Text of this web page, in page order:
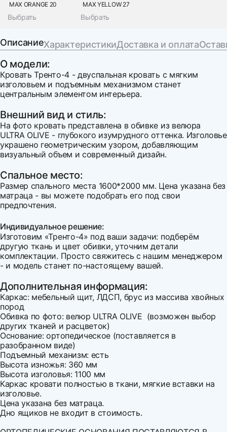
MAX ORANGE 20
Выбрать
MAX YELLOW 27
Выбрать
ОписаниеХарактеристикиДоставка и оплата
О модели:
Кровать Тренто-4 - двуспальная кровать с мягким
изголовьем и подъемным механизмом станет
центральным элементом интерьера.
Внешний вид и стиль:
На фото кровать представлена в обивке из велюра
ULTRA OLIVE - глубокого изумрудного оттенка. Изголовье
украшено геометрическим узором, добавляющим
визуальный объем и современный дизайн.
Спальное место:
Размер спального места 1600*2000 мм. Цена указана без
матраца - вы можете подобрать его под свои
предпочтения.
Индивидуальное решение:
Изготовим «Тренто-4» под ваши задачи: подберём
другую ткань и цвет обивки, уточним детали
комплектации. Просто свяжитесь с нашим менеджером
- и модель станет по-настоящему вашей.
Дополнительная информация:
Каркас: мебельный щит, ЛДСП, брус из массива хвойных
пород
Обивка по фото: велюр ULTRA OLIVE (возможен выбор
других тканей и расцветок)
Основание: ортопедическое (поставляется в
разобранном виде)
Подъемный механизм: есть
Высота изножья: 360 мм
Высота изголовья: 1100 мм
Каркас кровати полностью в ткани, мягкие вставки на
изголовье.
Цена указана без матраца.
Дно ящиков не входит в стоимость.